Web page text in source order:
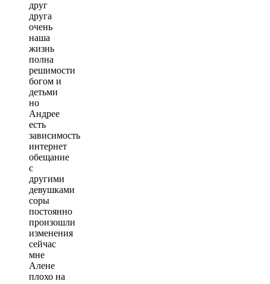
друг
друга
очень
наша
жизнь
полна
решимости
богом и
детьми
но
Андрее
есть
зависимость
интернет
обещание
с
другими
девушками
соры
постоянно
произошли
изменения
сейчас
мне
Алене
плохо на